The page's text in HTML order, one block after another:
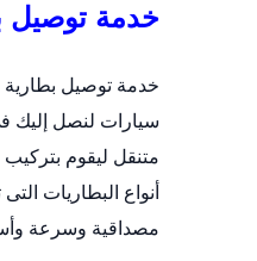
خدمة توصيل
خدمة توصيل بطارية
سيارات لنصل إليك
متنقل ليقوم
أنواع البطاريات
مصداقية وسرعة